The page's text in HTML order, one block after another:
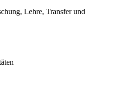
Lehre, Transfer und